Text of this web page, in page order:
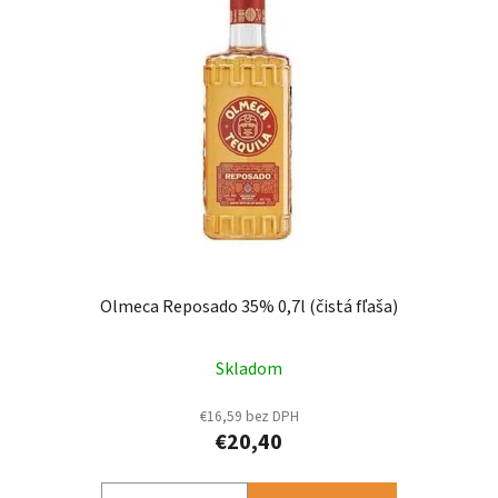
Olmeca Reposado 35% 0,7l (čistá fľaša)
Skladom
€16,59 bez DPH
€20,40